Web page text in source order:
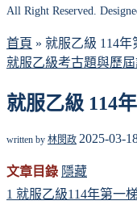
All Right Reserved.
首頁 » 就服乙級 114
就服乙級考古題與歷
就服乙級 114
written by 林閔政 2025-03-
文章目錄 隱藏
1 就服乙級114年第一